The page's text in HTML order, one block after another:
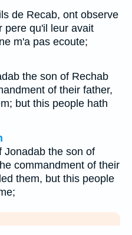
de Recab, ont observe
pere qu'il leur avait
m'a pas ecoute;
the son of Rechab
of their father,
but this people hath
Jonadab the son of
commandment of their
them, but this people